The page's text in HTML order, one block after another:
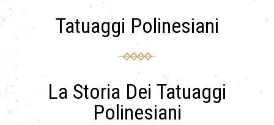
Tatuaggi Polinesiani
La Storia Dei Tatuaggi
Polinesiani